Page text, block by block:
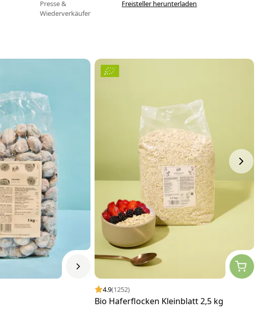
Presse &
Wiederverkäufer
Freisteller herunterladen
4.9(1252)
Bio Haferflocken Kleinblatt 2,5 kg